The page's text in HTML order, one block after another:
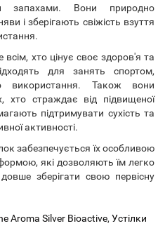
запахами. Вони природно
​​і зберігають свіжість взуття
хто цінує своє здоров'я та
для занять спортом,
використання. Також вони
хто страждає від підвищеної
підтримувати сухість та
активності.
забезпечується їх особливою
які дозволяють їм легко
зберігати свою первісну
Aroma Silver Bioactive, Устілки